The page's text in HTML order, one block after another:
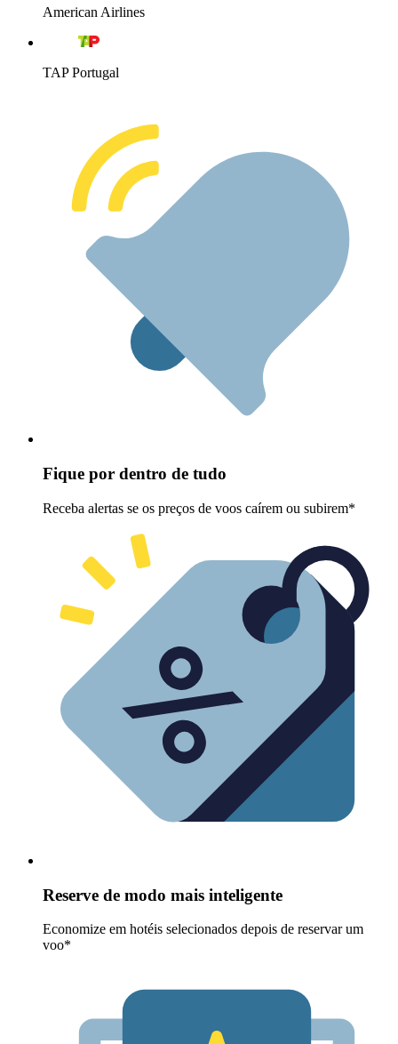
American Airlines
TAP Portugal
Fique por dentro de tudo
Receba alertas se os preços de voos caírem ou subirem*
Reserve de modo mais inteligente
Economize em hotéis selecionados depois de reservar um
voo*